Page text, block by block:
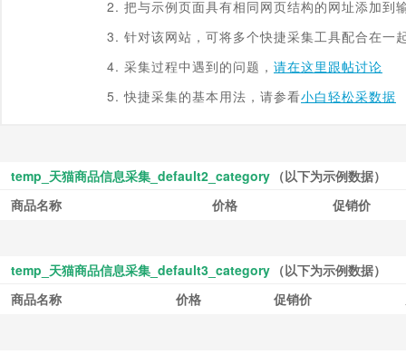
2. 把与示例页面具有相同网页结构的网址添加到
3. 针对该网站，可将多个快捷采集工具配合在一
4. 采集过程中遇到的问题， 请在这里跟帖讨论
5. 快捷采集的基本用法，请参看小白轻松采数据
temp_天猫商品信息采集_default2_category （以下为示例数据）
商品名称
价格 促销价
temp_天猫商品信息采集_default3_category （以下为示例数据）
商品名称
价格 促销价